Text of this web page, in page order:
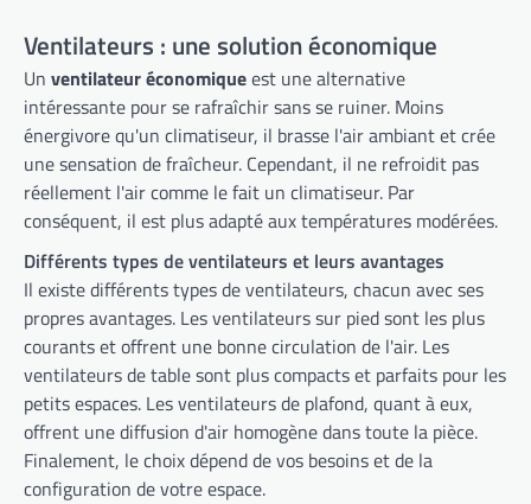
Ventilateurs : une solution économique
Un ventilateur économiqueest une alternative
intéressante pour se rafraîchir sans se ruiner. Moins
énergivore qu'un climatiseur, il brasse l'air ambiant et crée
une sensation de fraîcheur. Cependant, il ne refroidit pas
réellement l'air comme le fait un climatiseur. Par
conséquent, il est plus adapté aux températures modérées.
Différents types de ventilateurs et leurs avantages
Il existe différents types de ventilateurs, chacun avec ses
propres avantages. Les ventilateurs sur pied sont les plus
courants et offrent une bonne circulation de l'air. Les
ventilateurs de table sont plus compacts et parfaits pour les
petits espaces. Les ventilateurs de plafond, quant à eux,
offrent une diffusion d'air homogène dans toute la pièce.
Finalement, le choix dépend de vos besoins et de la
configuration de votre espace.